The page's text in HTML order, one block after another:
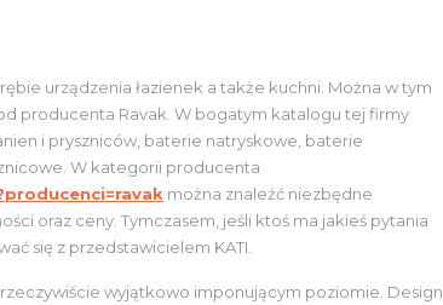
urządzenia łazienek a także kuchni. Można w tym
producenta Ravak. W bogatym katalogu tej firmy
i pryszniców, baterie natryskowe, baterie
W kategorii producenta
można znaleźć niezbędne
oraz ceny. Tymczasem, jeśli ktoś ma jakieś pytania
się z przedstawicielem KATI.
wyjątkowo imponującym poziomie. Design